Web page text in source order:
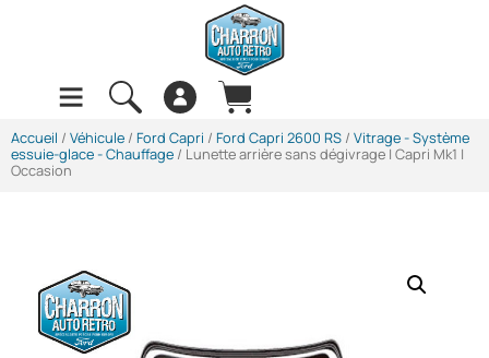
Accueil / Véhicule / Ford Capri / Ford Capri 2600 RS / Vitrage - Système
essuie-glace - Chauffage / Lunette arrière sans dégivrage | Capri Mk1 |
Occasion